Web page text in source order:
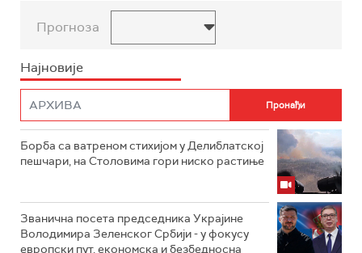
Прогноза
Најновије
Борба са ватреном стихијом у Делиблатској
пешчари, на Столовима гори ниско растиње
Званична посета председника Украјине
Володимира Зеленског Србији - у фокусу
европски пут, економска и безбедносна